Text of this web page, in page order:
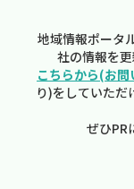
地域情報ポータ
社の情報を
こちらから(お問
り)をしていただ
ぜひPR